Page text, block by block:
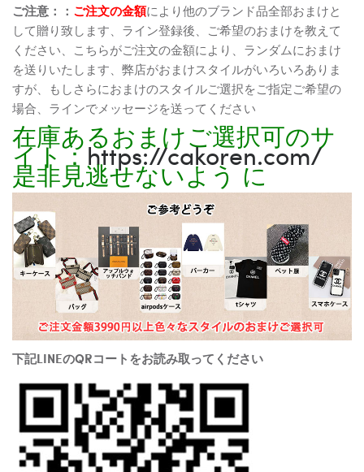
ご注意：： ご注文の金額により他のブランド品全部おまけと
して贈り致します、ライン登録後、ご希望のおまけを教えて
ください、こちらがご注文の金額により、ランダムにおまけ
を送りいたします、弊店がおまけスタイルがいろいろありま
すが、もしさらにおまけのスタイルご選択をご指定ご希望の
場合、ラインでメッセージを送ってください
在庫あるおまけご選択可のサ
イト：https://cakoren.com/
是非見逃せないよう に
下記LINEのQRコートをお読み取ってください